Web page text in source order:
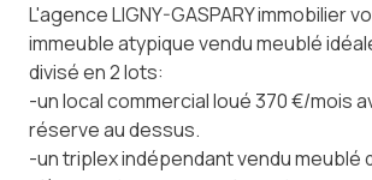
L'agence LIGNY-GASPARY immobilier
immeuble atypique vendu meublé
divisé en 2 lots:
-un local commercial loué 370 €/mois
réserve au dessus.
-un triplex indépendant vendu meublé